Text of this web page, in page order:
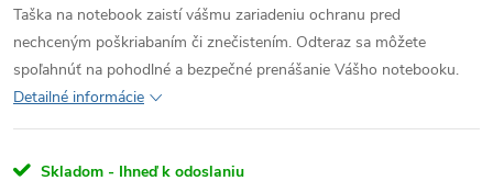
Taška na notebook zaistí vášmu zariadeniu ochranu pred
nechceným poškriabaním či znečistením. Odteraz sa môžete
spoľahnúť na pohodlné a bezpečné prenášanie Vášho notebooku.
Detailné informácie
Skladom - Ihneď k odoslaniu